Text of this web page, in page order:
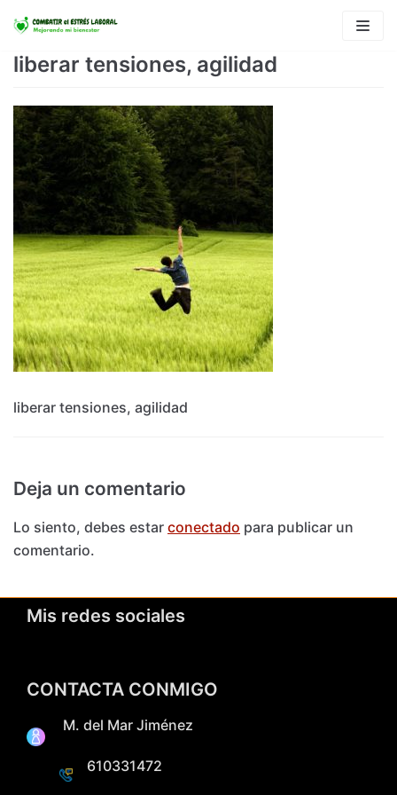
Saltar
contenido
liberar tensiones, agilidad
liberar tensiones, agilidad
Deja un comentario
Lo siento, debes estar conectado para publicar un
comentario.
Mis redes sociales
CONTACTA CONMIGO
M. del Mar Jiménez
610331472